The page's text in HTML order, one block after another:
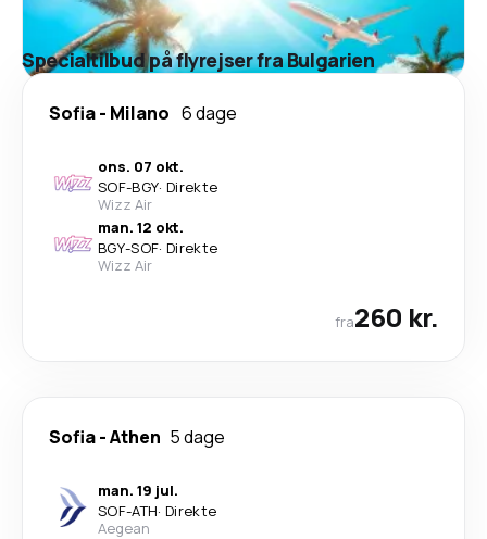
Specialtilbud på flyrejser fra Bulgarien
Sofia- Milano 6 dage
ons. 07 okt.
SOF-BGY· Direkte
Wizz Air
man. 12 okt.
BGY-SOF· Direkte
Wizz Air
fra260 kr.
Sofia-Athen 5 dage
man. 19 jul.
SOF-ATH· Direkte
Aegean